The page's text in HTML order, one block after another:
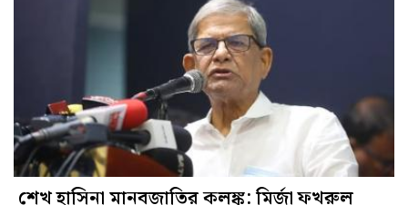
শেখ হাসিনা মানবজাতির কলঙ্ক: মির্জা ফখরুল